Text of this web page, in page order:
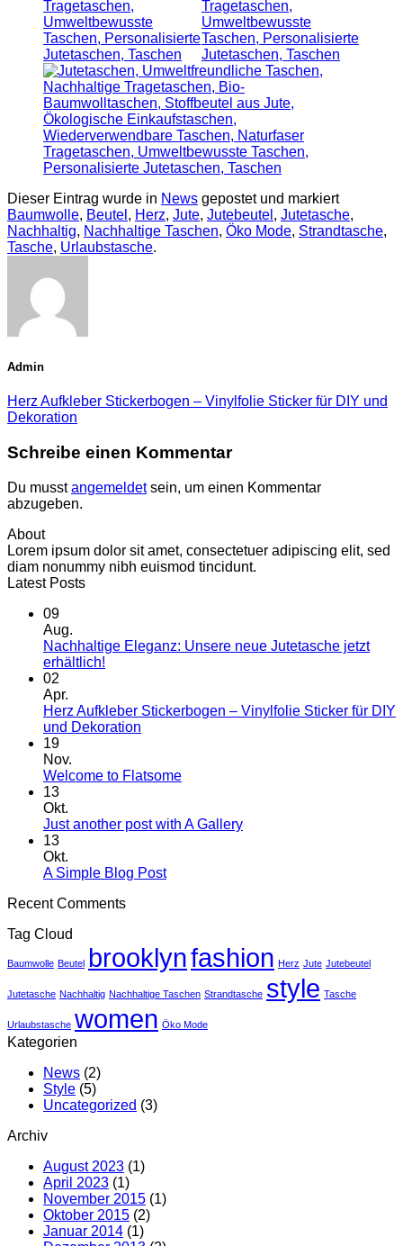
Dieser Eintrag wurde in News gepostet und markiert
Baumwolle, Beutel , Herz, Jute, Jutebeutel , Jutetasche,
Nachhaltig, Nachhaltige Taschen, Öko Mode, Strandtasche,
Tasche, Urlaubstasche.
Admin
Herz Aufkleber Stickerbogen – Vinylfolie Sticker für DIY und
Dekoration
Schreibe einen Kommentar
Du musstangemeldetsein, um einen Kommentar
abzugeben.
About
Lorem ipsum dolor sit amet, consectetuer adipiscing elit, sed
diam nonummy nibh euismod tincidunt.
Latest Posts
09
Aug.
Nachhaltige Eleganz: Unsere neue Jutetasche jetzt
erhältlich!
Nachhaltige
Eleganz:
Jutetasche
02
Apr.
Herz Aufkleber Stickerbogen – Vinylfolie Sticker für DIY
und Dekoration
Herz
–
für
19
Nov.
Welcome to FlatsomeKeine
Welcome
13
Okt.
Just another post with A GalleryKeine
Gallery
13
Okt.
A Simple Blog PostKeine
Blog
Post
Recent Comments
Tag Cloud
Baumwolle Beutel brooklynfashion Herz Jute Jutebeutel
Jutetasche Nachhaltig Nachhaltige Taschen Strandtasche style Tasche
Urlaubstasche women Öko Mode
Kategorien
News (2)
Style (5)
Uncategorized (3)
Archiv
August 2023 (1)
April 2023 (1)
November 2015 (1)
Oktober 2015 (2)
Januar 2014 (1)